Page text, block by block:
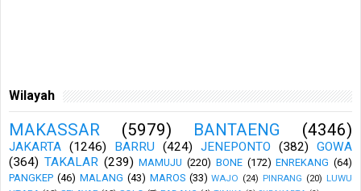
Wilayah
MAKASSAR (5979) BANTAENG (4346)
JAKARTA (1246) BARRU (424) JENEPONTO (382)
GOWA
(364) TAKALAR (239) MAMUJU (220) BONE (172) ENREKANG (64)
PANGKEP (46) MALANG (43) MAROS (33) WAJO (24) PINRANG (20) LUWU